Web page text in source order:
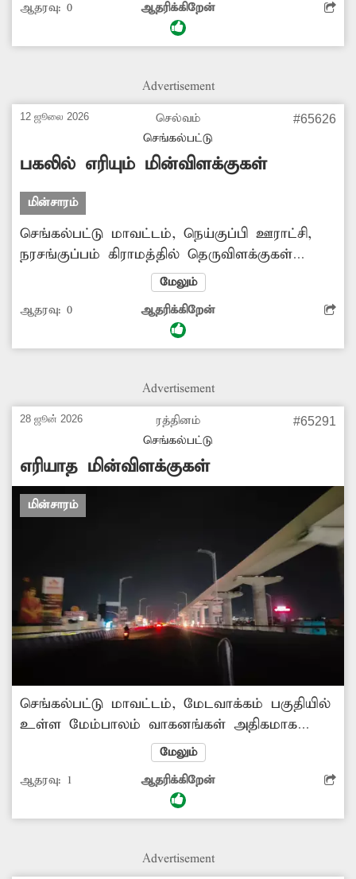
சரிசெய்யப்படவில்லை. இதனால் அந்த
பகுதியில் மழைக்காலங்களில் மழைநீர்
அவதியடைகின்றனர். எனவே சம்பந்தப்பட்ட
ஆதரவு: 0 ஆதரிக்கிறேன்
Advertisement
12 ஜூலை 2026
செல்வம்
செங்கல்பட்டு
#65626
பகலில் எரியும் மின்விளக்குகள்
மின்சாரம்
செங்கல்பட்டு மாவட்டம், நெய்குப்பி ஊராட்சி,
நரசங்குப்பம் கிராமத்தில் தெருவிளக்குகள்
பகலிலும் எரிகின்றன. இதனால் மின்சாரம்
வீணாகிறது. மேலும் பகலில் எரியும்
மின்விளக்குள், சில நேரங்களில் இரவில்
எரிவதில்லை. எனவே சம்பந்தப்பட்ட துறை
மேலும்
ஆதரவு: 0 ஆதரிக்கிறேன்
Advertisement
28 ஜூன் 2026
ரத்தினம்
செங்கல்பட்டு
#65291
எரியாத மின்விளக்குகள்
மின்சாரம்
செங்கல்பட்டு மாவட்டம், மேடவாக்கம் பகுதியில்
உள்ள மேம்பாலம் வாகனங்கள் அதிகமாக
செல்லும் பகுதி. இந்த மேம்பாலம் மற்றும்
அதன் அருகே உள்ள பகுதிகளில்,
மின்விளக்குகள் சரிவர எரிவதில்லை. இதனால்
இரவு நேரங்களில் வாகன ஓட்டிகள் மற்றும்
எனவே சம்பந்தப்பட்ட துறை அதிகாரிகள்
நடவடிக்கை எடுக்கவேண்டும்.
மேலும்
ஆதரவு: 1 ஆதரிக்கிறேன்
Advertisement